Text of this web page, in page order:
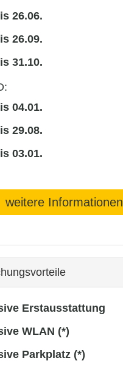
26.06.
26.09.
31.10.
04.01.
29.08.
03.01.
weitere Informationen
Erstausstattung
WLAN (*)
Parkplatz (*)